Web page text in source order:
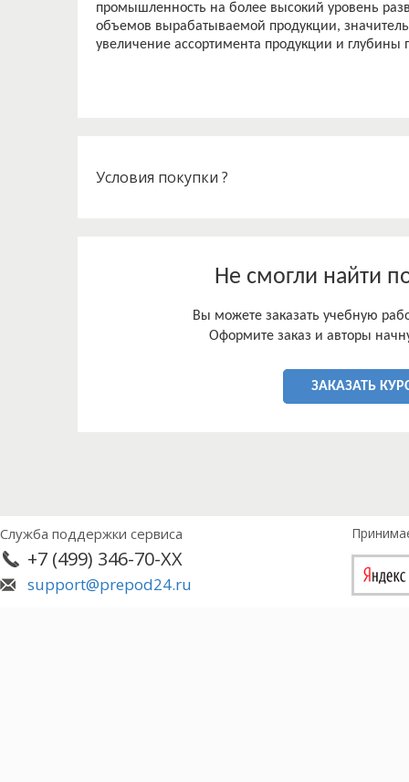
промышленность на более высокий уровень
объемов вырабатываемой продукции,
Условия покупки ?
Не смогли найти
Вы можете заказать учебную
Оформите заказ и авторы
ЗАКАЗАТЬ
Служба поддержки сервиса
+7 (499) 346-70-XX
support@prepod24.ru